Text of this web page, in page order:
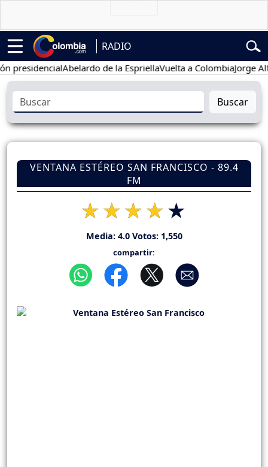
RADIO
Abelardo de la EspriellaVuelta a ColombiaJorge Alfredo
Buscar
VENTANA ESTÉREO SAN FRANCISCO - 89.4
FM
Media: 4.0Votos: 1,550
compartir: